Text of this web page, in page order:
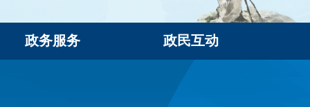
政务服务 政民互动